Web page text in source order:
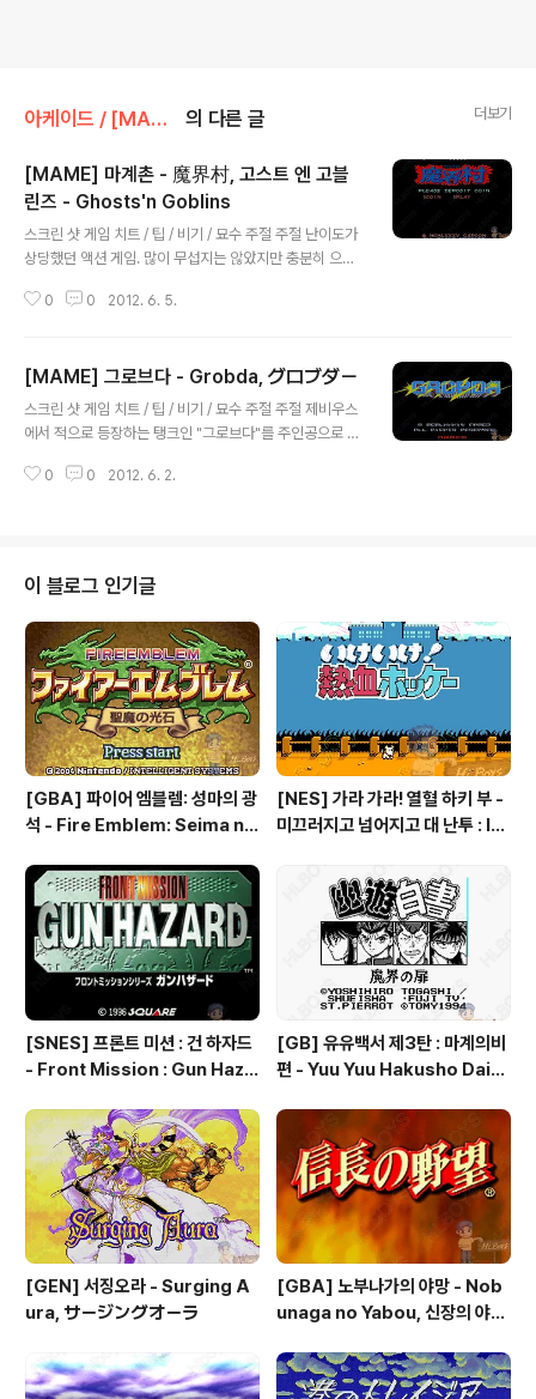
아케이드 / [MAME]/액션/아케이드 의 다른 글 더보기
[MAME] 마계촌 - 魔界村, 고스트 엔 고블
린즈 - Ghosts'n Goblins
스크린 샷 게임 치트 / 팁 / 비기 / 묘수 주절 주절 난이도가
상당했던 액션 게임. 많이 무섭지는 않았지만 충분히 으스
다. 난이도가 너무 어려워서 100원에 1인용 하기엔 아까워
든 갔지만 2탄으로 넘어가 본 적이 없습니다. 그래도 인기
는 있었는지 문방구에서 보드게임으로도 볼 수 있었습니
다. 목차 1 마계촌 시리즈1.1 시리즈 일람2 마계촌2.1 패미
케이드 게임 시리즈. 난이도가 극악하기로 악명 높은 시리
0 0 2012. 6. 5.
[MAME] 그로브다 - Grobda, グロブダー
스크린 샷 게임 치트 / 팁 / 비기 / 묘수 주절 주절 제비우스
에서 적으로 등장하는 탱크인 "그로브다"를 주인공으로 한
한 숨겨진 메시지네요. DownLoad - 압축을 풀면 나오는
y.com/11086 를 참조하세요. 정보 더 보기 / 링크 영문
위키, 일본 위키 관련 게임 / 다른 플랫폼 게임 [X68000 /
[X68K]/액션/아케이드] - [X68K] 그로브다 모도키 - Gr
obda Modoki, グロブダーもどき [X68000 / [X68
K]/액션/아..
0 0 2012. 6. 2.
이 블로그 인기글
[GBA] 파이어 엠블렘: 성마의 광
석 - Fire Emblem: Seima no
ム 聖魔の光石, 파이어 엠블렘:
더 세이크리드 스톤즈 - Fire Em
blem: The Sacred Stones
[NES] 가라 가라! 열혈 하키 부 -
미끄러지고 넘어지고 대 난투 : Ik
- Subette Koronde Dai Ran
tou, いけいけ熱血ホッケー部
すべってころんで大乱闘
[SNES] 프론트 미션 : 건 하자드
- Front Mission : Gun Haza
ズ ガンハザード
[GB] 유유백서 제3탄 : 마계의비
편 - Yuu Yuu Hakusho Dai-3
☆遊☆白書 第3弾 魔界の扉編
[GEN] 서징오라 - Surging A
ura, サージングオーラ
[GBA] 노부나가의 야망 - Nob
unaga no Yabou, 신장의 야망